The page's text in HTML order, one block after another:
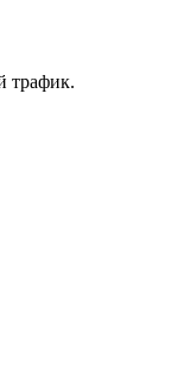
трафик.